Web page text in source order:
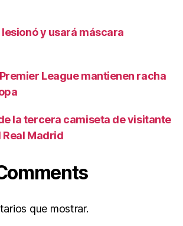
y usará máscara
League mantienen racha
la tercera camiseta de visitante
Real Madrid
que mostrar.